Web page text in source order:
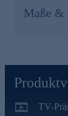
Ritual für
Maße &
TV-